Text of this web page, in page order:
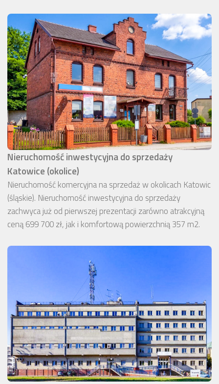
Nieruchomość inwestycyjna do sprzedaży
Katowice (okolice)
Nieruchomość komercyjna na sprzedaż w okolicach Katowic
(śląskie). Nieruchomość inwestycyjna do sprzedaży
zachwyca już od pierwszej prezentacji zarówno atrakcyjną
ceną 699 700 zł, jak i komfortową powierzchnią 357 m2.